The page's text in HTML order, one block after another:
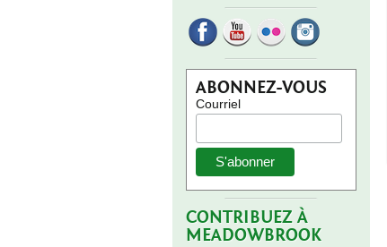
ABONNEZ-VOUS
Courriel
CONTRIBUEZ À
MEADOWBROOK